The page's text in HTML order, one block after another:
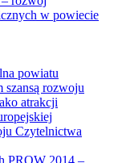
w powiecie
powiatu
szansą rozwoju
atrakcji
Czytelnictwa
PROW 2014 –